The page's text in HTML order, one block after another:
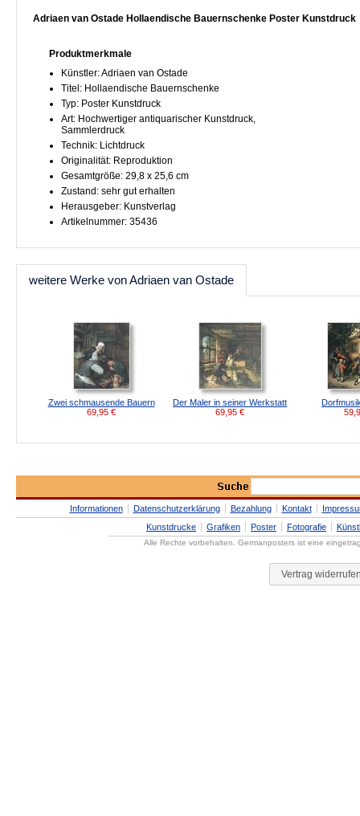
Adriaen van Ostade Hollaendische Bauernschenke Poster Kunstdruck
Produktmerkmale
Künstler: Adriaen van Ostade
Titel: Hollaendische Bauernschenke
Typ: Poster Kunstdruck
Art: Hochwertiger antiquarischer Kunstdruck,
Sammlerdruck
Technik: Lichtdruck
Originalität: Reproduktion
Gesamtgröße: 29,8 x 25,6 cm
Zustand: sehr gut erhalten
Herausgeber: Kunstverlag
Artikelnummer: 35436
weitere Werke von Adriaen van Ostade
Zwei schmausende Bauern
69,95 €
Der Maler in seiner Werkstatt
69,95 €
Informationen Datenschutzerklärung Bezahlung Kontakt
Kunstdrucke
Grafiken Poster Fotografie
Alle Rechte vorbehalten. Germanposters ist eine
Vertrag